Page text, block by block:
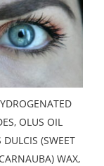
OLUS OIL
(SWEET
WAX,